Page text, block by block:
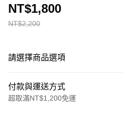
NT$2,200
NT$1,800
請選擇商品選項
付款與運送方式
超取滿NT$1,200免運